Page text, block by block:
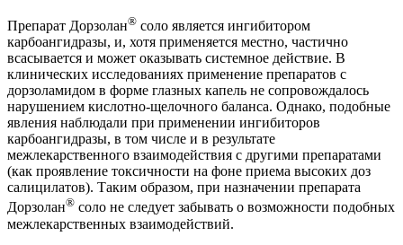
Препарат Дорзолан® соло является ингибитором
карбоангидразы, и, хотя применяется местно, частично
всасывается и может оказывать системное действие. В
клинических исследованиях применение препаратов с
дорзоламидом в форме глазных капель не сопровождалось
нарушением кислотно-щелочного баланса. Однако, подобные
явления наблюдали при применении ингибиторов
карбоангидразы, в том числе и в результате
межлекарственного взаимодействия с другими препаратами
(как проявление токсичности на фоне приема высоких доз
салицилатов). Таким образом, при назначении препарата
Дорзолан® соло не следует забывать о возможности подобных
межлекарственных взаимодействий.